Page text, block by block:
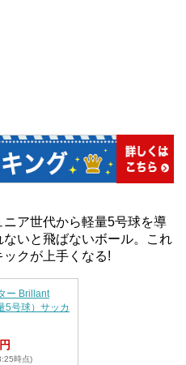
ア世代から軽量5号球を導
いと飛ばないボール。これ
クが上手くなる!
ー Brillant
5号球）サッカ
時点)